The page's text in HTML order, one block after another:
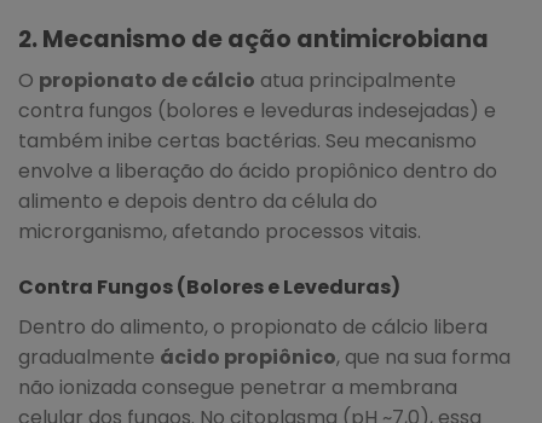
2. Mecanismo de ação antimicrobiana
O propionato de cálcio atua principalmente
contra fungos (bolores e leveduras indesejadas) e
também inibe certas bactérias. Seu mecanismo
envolve a liberação do ácido propiônico dentro do
alimento e depois dentro da célula do
microrganismo, afetando processos vitais.
Contra Fungos (Bolores e Leveduras)
Dentro do alimento, o propionato de cálcio libera
gradualmente ácido propiônico, que na sua forma
não ionizada consegue penetrar a membrana